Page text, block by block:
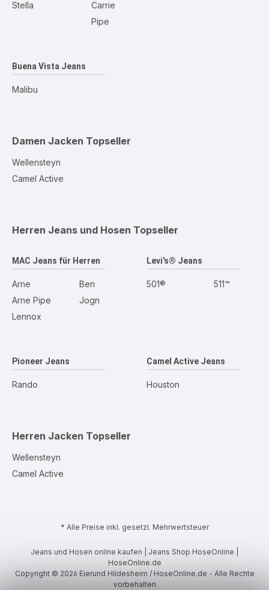
Stella
Carrie
Pipe
Buena Vista Jeans
Malibu
Damen Jacken Topseller
Wellensteyn
Camel Active
Herren Jeans und Hosen Topseller
MAC Jeans für Herren
Arne
Arne Pipe
Lennox
Ben
Jogn
Levi's® Jeans
501® 511™
Pioneer Jeans
Rando
Camel Active Jeans
Houston
Herren Jacken Topseller
Wellensteyn
Camel Active
* Alle Preise inkl. gesetzl. Mehrwertsteuer
Jeans und Hosen online kaufen | Jeans Shop HoseOnline |
HoseOnline.de
Copyright © 2026 Eierund Hildesheim / HoseOnline.de - Alle Rechte
vorbehalten